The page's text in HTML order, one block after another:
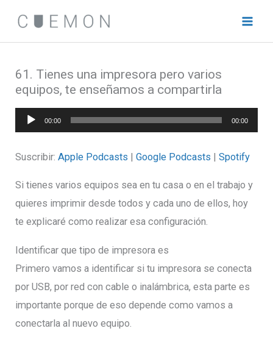
contenido
61. Tienes una impresora pero varios
equipos, te enseñamos a compartirla
Reproductor
de
audio
00:00 00:00
Suscribir:Apple Podcasts |Google Podcasts |Spotify
Si tienes varios equipos sea en tu casa o en el trabajo y
quieres imprimir desde todos y cada uno de ellos, hoy
te explicaré como realizar esa configuración.
Identificar que tipo de impresora es
Primero vamos a identificar si tu impresora se conecta
por USB, por red con cable o inalámbrica, esta parte es
importante porque de eso depende como vamos a
conectarla al nuevo equipo.